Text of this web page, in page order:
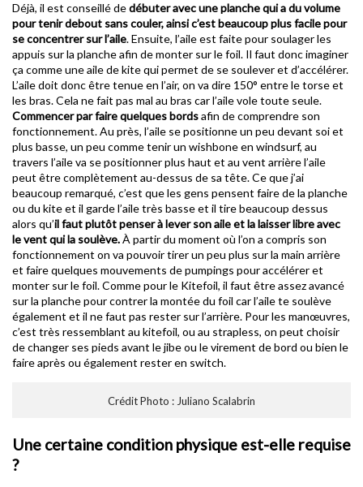
Déjà, il est conseillé dedébuter avec une planche qui a du volume
pour tenir debout sans couler, ainsi c’est beaucoup plus facile pour
se concentrer sur l’aile. Ensuite, l’aile est faite pour soulager les
appuis sur la planche afin de monter sur le foil. Il faut donc imaginer
ça comme une aile de kite qui permet de se soulever et d’accélérer.
L’aile doit donc être tenue en l’air, on va dire 150° entre le torse et
les bras. Cela ne fait pas mal au bras car l’aile vole toute seule.
Commencer par faire quelques bordsafin de comprendre son
fonctionnement. Au près, l’aile se positionne un peu devant soi et
plus basse, un peu comme tenir un wishbone en windsurf, au
travers l’aile va se positionner plus haut et au vent arrière l’aile
peut être complètement au-dessus de sa tête. Ce que j’ai
beaucoup remarqué, c’est que les gens pensent faire de la planche
ou du kite et il garde l’aile très basse et il tire beaucoup dessus
alors qu’il faut plutôt penser à lever son aile et la laisser libre avec
le vent qui la soulève.À partir du moment où l’on a compris son
fonctionnement on va pouvoir tirer un peu plus sur la main arrière
et faire quelques mouvements de pumpings pour accélérer et
monter sur le foil. Comme pour le Kitefoil, il faut être assez avancé
sur la planche pour contrer la montée du foil car l’aile te soulève
également et il ne faut pas rester sur l’arrière. Pour les manœuvres,
c’est très ressemblant au kitefoil, ou au strapless, on peut choisir
de changer ses pieds avant le jibe ou le virement de bord ou bien le
faire après ou également rester en switch.
Crédit Photo : Juliano Scalabrin
Une certaine condition physique est-elle requise
?